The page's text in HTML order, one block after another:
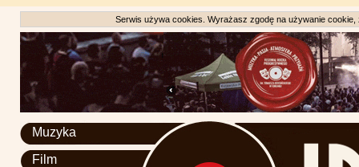
Serwis używa cookies. Wyrażasz zgodę na używanie
Muzyka
Film